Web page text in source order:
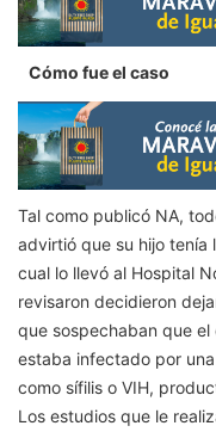
Cómo fue el caso
Tal como publicó NA,
advirtió que su hijo tenía
cual lo llevó al Hospital
revisaron decidieron
que sospechaban que
estaba infectado por
como sífilis o VIH,
Los estudios que le